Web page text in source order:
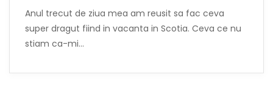
Anul trecut de ziua mea am reusit sa fac ceva
super dragut fiind in vacanta in Scotia. Ceva ce nu
stiam ca-mi…